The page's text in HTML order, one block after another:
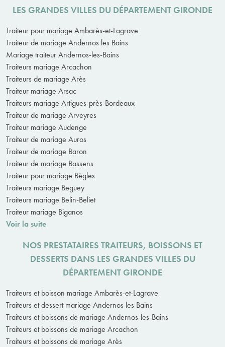
LES GRANDES VILLES DU DÉPARTEMENT GIRONDE
Traiteur pour mariage Ambarès-et-Lagrave
Traiteur de mariage Andernos les Bains
Mariage traiteur Andernos-les-Bains
Traiteurs mariage Arcachon
Traiteurs de mariage Arès
Traiteur mariage Arsac
Traiteurs mariage Artigues-près-Bordeaux
Traiteur de mariage Arveyres
Traiteur mariage Audenge
Traiteur de mariage Auros
Traiteur de mariage Baron
Traiteur de mariage Bassens
Traiteur pour mariage Bègles
Traiteurs mariage Beguey
Traiteurs mariage Belin-Beliet
Traiteur mariage Biganos
Voir la suite
NOS PRESTATAIRES TRAITEURS, BOISSONS ET
DESSERTS DANS LES GRANDES VILLES DU
DÉPARTEMENT GIRONDE
Traiteurs et boisson mariage Ambarès-et-Lagrave
Traiteurs et dessert mariage Andernos les Bains
Traiteurs et boissons de mariage Andernos-les-Bains
Traiteurs et boissons de mariage Arcachon
Traiteurs et boissons de mariage Arès